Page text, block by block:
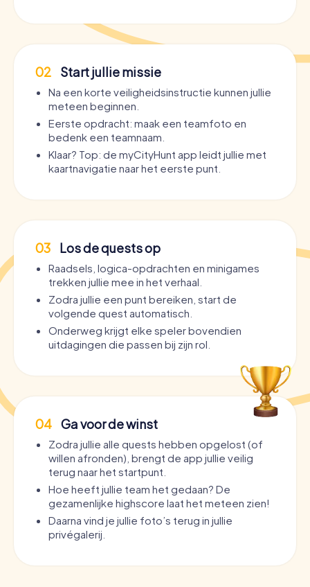
02 Start jullie missie
Na een korte veiligheidsinstructie kunnen jullie
meteen beginnen.
Eerste opdracht: maak een teamfoto en
bedenk een teamnaam.
Klaar? Top: de myCityHunt app leidt jullie met
kaartnavigatie naar het eerste punt.
03 Los de quests op
Raadsels, logica-opdrachten en minigames
trekken jullie mee in het verhaal.
Zodra jullie een punt bereiken, start de
volgende quest automatisch.
Onderweg krijgt elke speler bovendien
uitdagingen die passen bij zijn rol.
04 Ga voor de winst
Zodra jullie alle quests hebben opgelost (of
willen afronden), brengt de app jullie veilig
terug naar het startpunt.
Hoe heeft jullie team het gedaan? De
gezamenlijke highscore laat het meteen zien!
Daarna vind je jullie foto’s terug in jullie
privégalerij.